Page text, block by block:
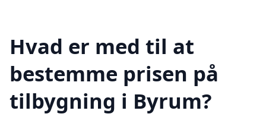
Hvad er med til at
bestemme prisen på
tilbygning i Byrum?